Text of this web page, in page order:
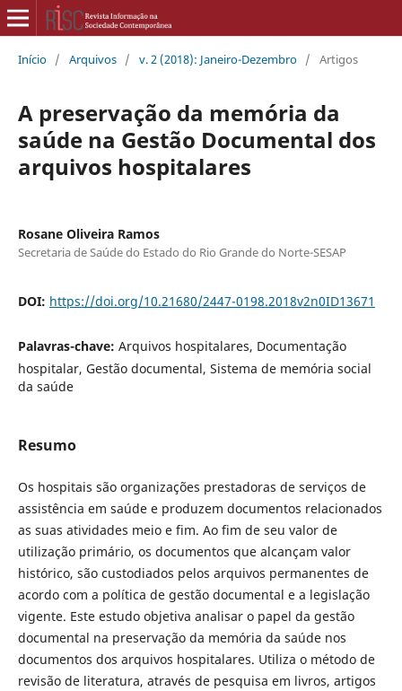
Início / Arquivos / v. 2 (2018): Janeiro-Dezembro / Artigos
A preservação da memória da
saúde na Gestão Documental dos
arquivos hospitalares
Rosane Oliveira Ramos
Secretaria de Saúde do Estado do Rio Grande do Norte-SESAP
DOI: https://doi.org/10.21680/2447-0198.2018v2n0ID13671
Palavras-chave: Arquivos hospitalares, Documentação
hospitalar, Gestão documental, Sistema de memória social
da saúde
Resumo
Os hospitais são organizações prestadoras de serviços de
assistência em saúde e produzem documentos relacionados
as suas atividades meio e fim. Ao fim de seu valor de
utilização primário, os documentos que alcançam valor
histórico, são custodiados pelos arquivos permanentes de
acordo com a política de gestão documental e a legislação
vigente. Este estudo objetiva analisar o papel da gestão
documental na preservação da memória da saúde nos
documentos dos arquivos hospitalares. Utiliza o método de
revisão de literatura, através de pesquisa em livros, artigos